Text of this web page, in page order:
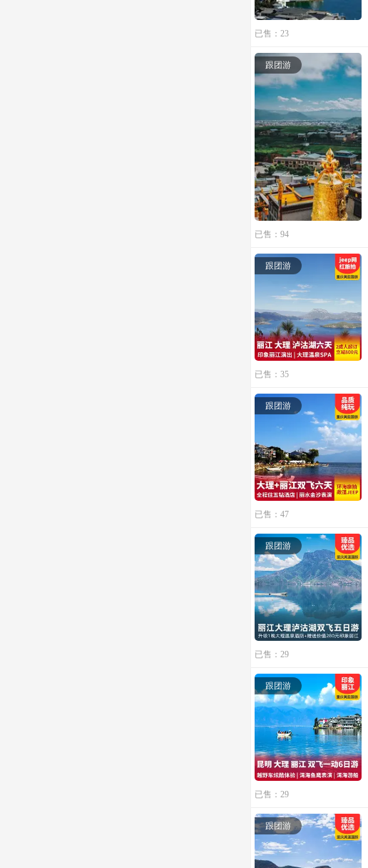
已售：23
跟团游
已售：94
跟团游
已售：35
跟团游
已售：47
跟团游
已售：29
跟团游
已售：29
跟团游